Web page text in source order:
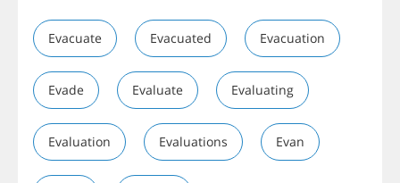
Evacuate Evacuated Evacuation
Evade Evaluate Evaluating
Evaluation Evaluations Evan